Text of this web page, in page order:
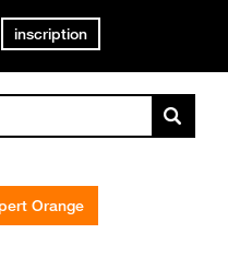
inscription
Orange